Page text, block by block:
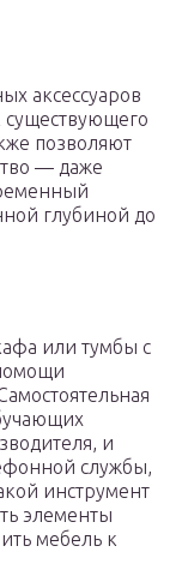
аксессуаров
существующего
позволяют
— даже
глубиной до
или тумбы с
и
службы,
инструмент
элементы
мебель к